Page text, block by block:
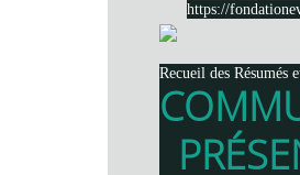
https://
Recueil des Résumés